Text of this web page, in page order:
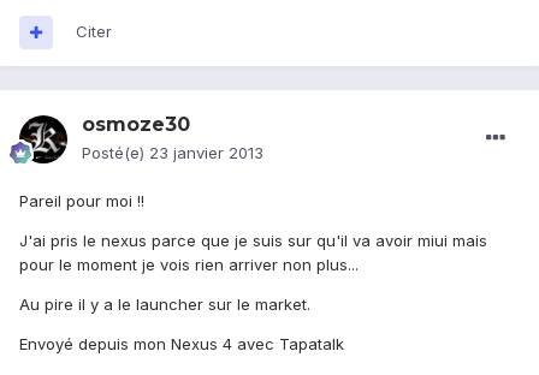
Citer
osmoze30
Posté(e) 23 janvier 2013
Pareil pour moi !!
J'ai pris le nexus parce que je suis sur qu'il va avoir miui mais
pour le moment je vois rien arriver non plus...
Au pire il y a le launcher sur le market.
Envoyé depuis mon Nexus 4 avec Tapatalk